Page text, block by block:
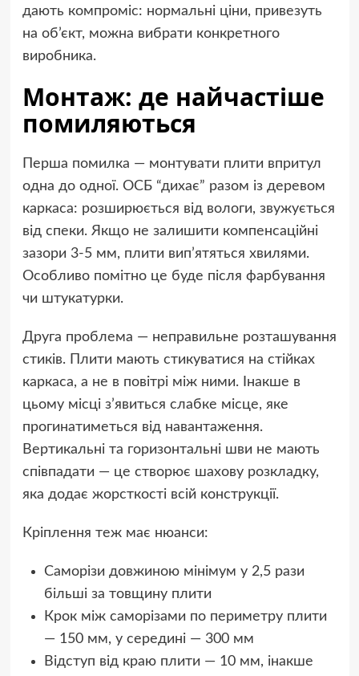
дають компроміс: нормальні ціни, привезуть
на об’єкт, можна вибрати конкретного
виробника.
Монтаж: де найчастіше
помиляються
Перша помилка — монтувати плити впритул
одна до одної. ОСБ “дихає” разом із деревом
каркаса: розширюється від вологи, звужується
від спеки. Якщо не залишити компенсаційні
зазори 3-5 мм, плити вип’ятяться хвилями.
Особливо помітно це буде після фарбування
чи штукатурки.
Друга проблема — неправильне розташування
стиків. Плити мають стикуватися на стійках
каркаса, а не в повітрі між ними. Інакше в
цьому місці з’явиться слабке місце, яке
прогинатиметься від навантаження.
Вертикальні та горизонтальні шви не мають
співпадати — це створює шахову розкладку,
яка додає жорсткості всій конструкції.
Кріплення теж має нюанси:
Саморізи довжиною мінімум у 2,5 рази
більші за товщину плити
Крок між саморізами по периметру плити
— 150 мм, у середині — 300 мм
Відступ від краю плити — 10 мм, інакше